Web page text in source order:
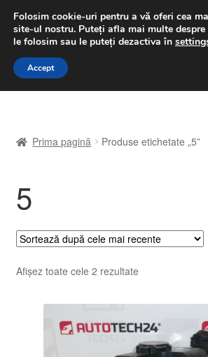
LIVRARE de la 33 lei
luni-vineri 9 a.m. - 4 p.m.031
Sari
Sari
A lua legatura
Contul meu
Coș
Despre noi
Finalizare comandă
Prima pagină Produse etichetate „5”
5
Afișez toate cele 2 rezultateSortat
cele
recente
Folosim cookie-uri pentru a vă oferi cea
site-ul nostru. Puteți afla mai multe
le folosim sau le puteți dezactiva în
Accept